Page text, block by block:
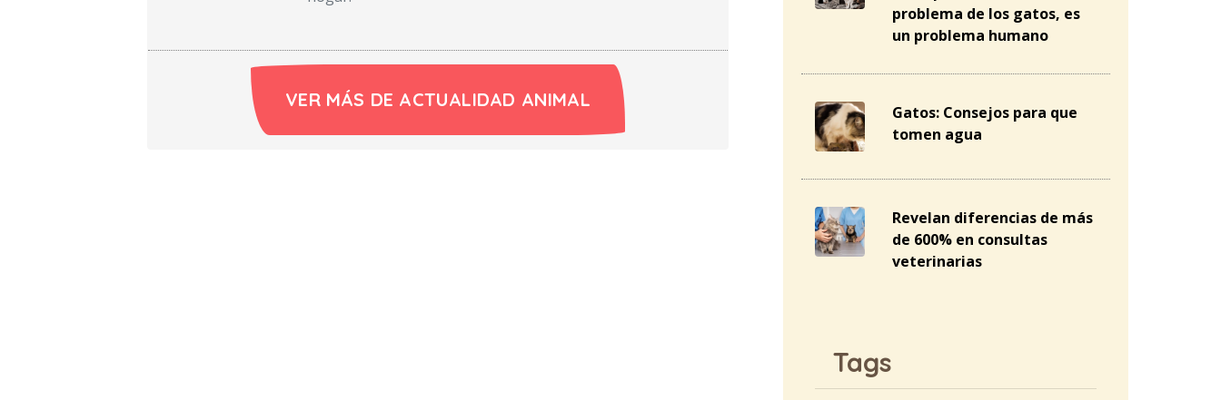
VER MÁS DE ACTUALIDAD ANIMAL
problema de los gatos, es
un problema humano
Gatos: Consejos para que
tomen agua
Revelan diferencias de más
de 600% en consultas
veterinarias
Tags